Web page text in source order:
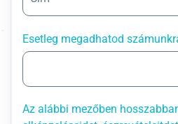
Esetleg megadhatod
Az alábbi mezőben